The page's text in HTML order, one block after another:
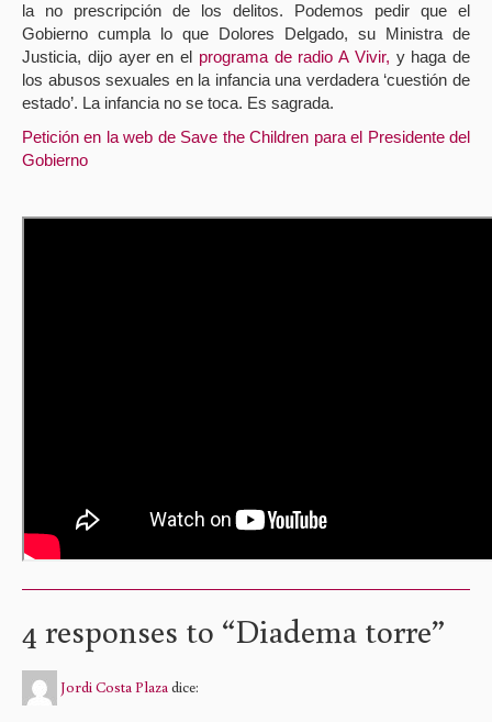
la no prescripción de los delitos. Podemos pedir que el
Gobierno cumpla lo que Dolores Delgado, su Ministra de
Justicia, dijo ayer en el programa de radio A Vivir, y haga de
los abusos sexuales en la infancia una verdadera ‘cuestión de
estado’. La infancia no se toca. Es sagrada.
Petición en la web de Save the Children para el Presidente del
Gobierno
4 responses to “Diadema torre”
Jordi Costa Plazadice: